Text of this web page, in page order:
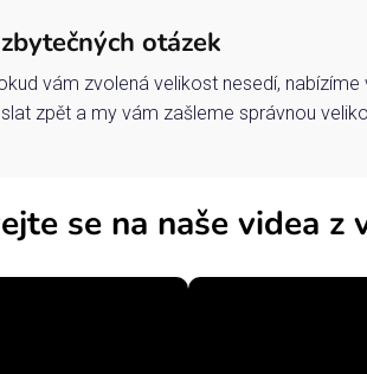
otázek
vám zvolená velikost nesedí,
zpět a my vám zašleme správnou
se na naše videa z